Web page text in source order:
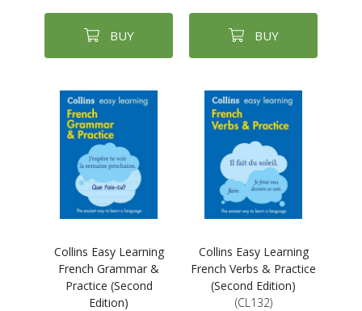
BUY BUY
Collins Easy Learning
French Grammar &
Practice (Second
Edition)
Collins Easy Learning
French Verbs & Practice
(Second Edition)
(CL132)